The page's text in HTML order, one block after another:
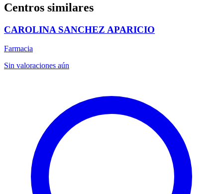
Centros similares
CAROLINA SANCHEZ APARICIO
Farmacia
Sin valoraciones aún